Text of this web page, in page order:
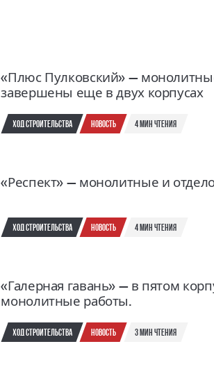
«Плюс Пулковский» —
завершены еще в двух корпусах
Ход строительства новость 4 мин чтения
«Респект» — монолитные и
Ход строительства новость 4 мин чтения
«Галерная гавань» — в пятом
монолитные работы.
Ход строительства новость 3 мин чтения